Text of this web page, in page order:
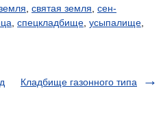
святая земля сен-
спецкладбище усыпалище
Кладбище газонного типа